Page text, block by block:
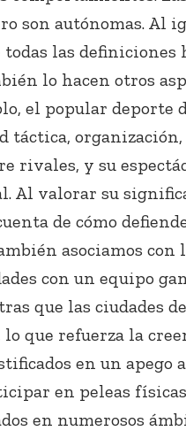
son autónomas. Al
las definiciones
lo hacen otros
el popular deporte
organización,
rivales, y su
Al valorar su
de cómo
asociamos con
con un equipo
que las ciudades
que refuerza la
en un apego a
en peleas
en numerosos